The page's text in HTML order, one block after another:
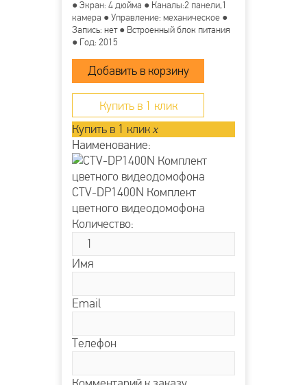
● Экран: 4 дюйма ● Каналы:2 панели,1
камера ● Управление: механическое ●
Запись: нет ● Встроенный блок питания
● Год: 2015
Купить в 1 клик
Купить в 1 клик x
Наименование:
CTV-DP1400N Комплект
цветного видеодомофона
Количество:
Имя
Email
Телефон